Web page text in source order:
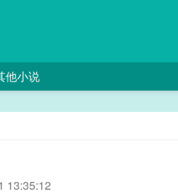
他小说
13:35:12